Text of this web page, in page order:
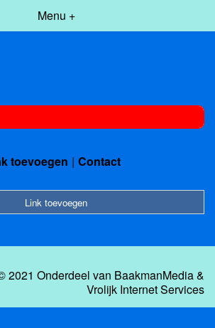
Menu +
toevoegen Contact
Link toevoegen
2021 Onderdeel van BaakmanMedia&
Vrolijk Internet Services